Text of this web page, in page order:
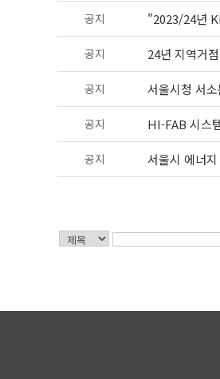
공지 "2023/24년
공지 24년 지역거
공지 서울시청 서
공지 HI-FAB 시스
공지 서울시 에너